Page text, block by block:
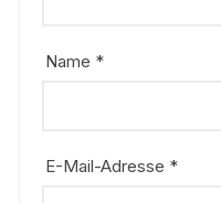
Name *
E-Mail-Adresse *